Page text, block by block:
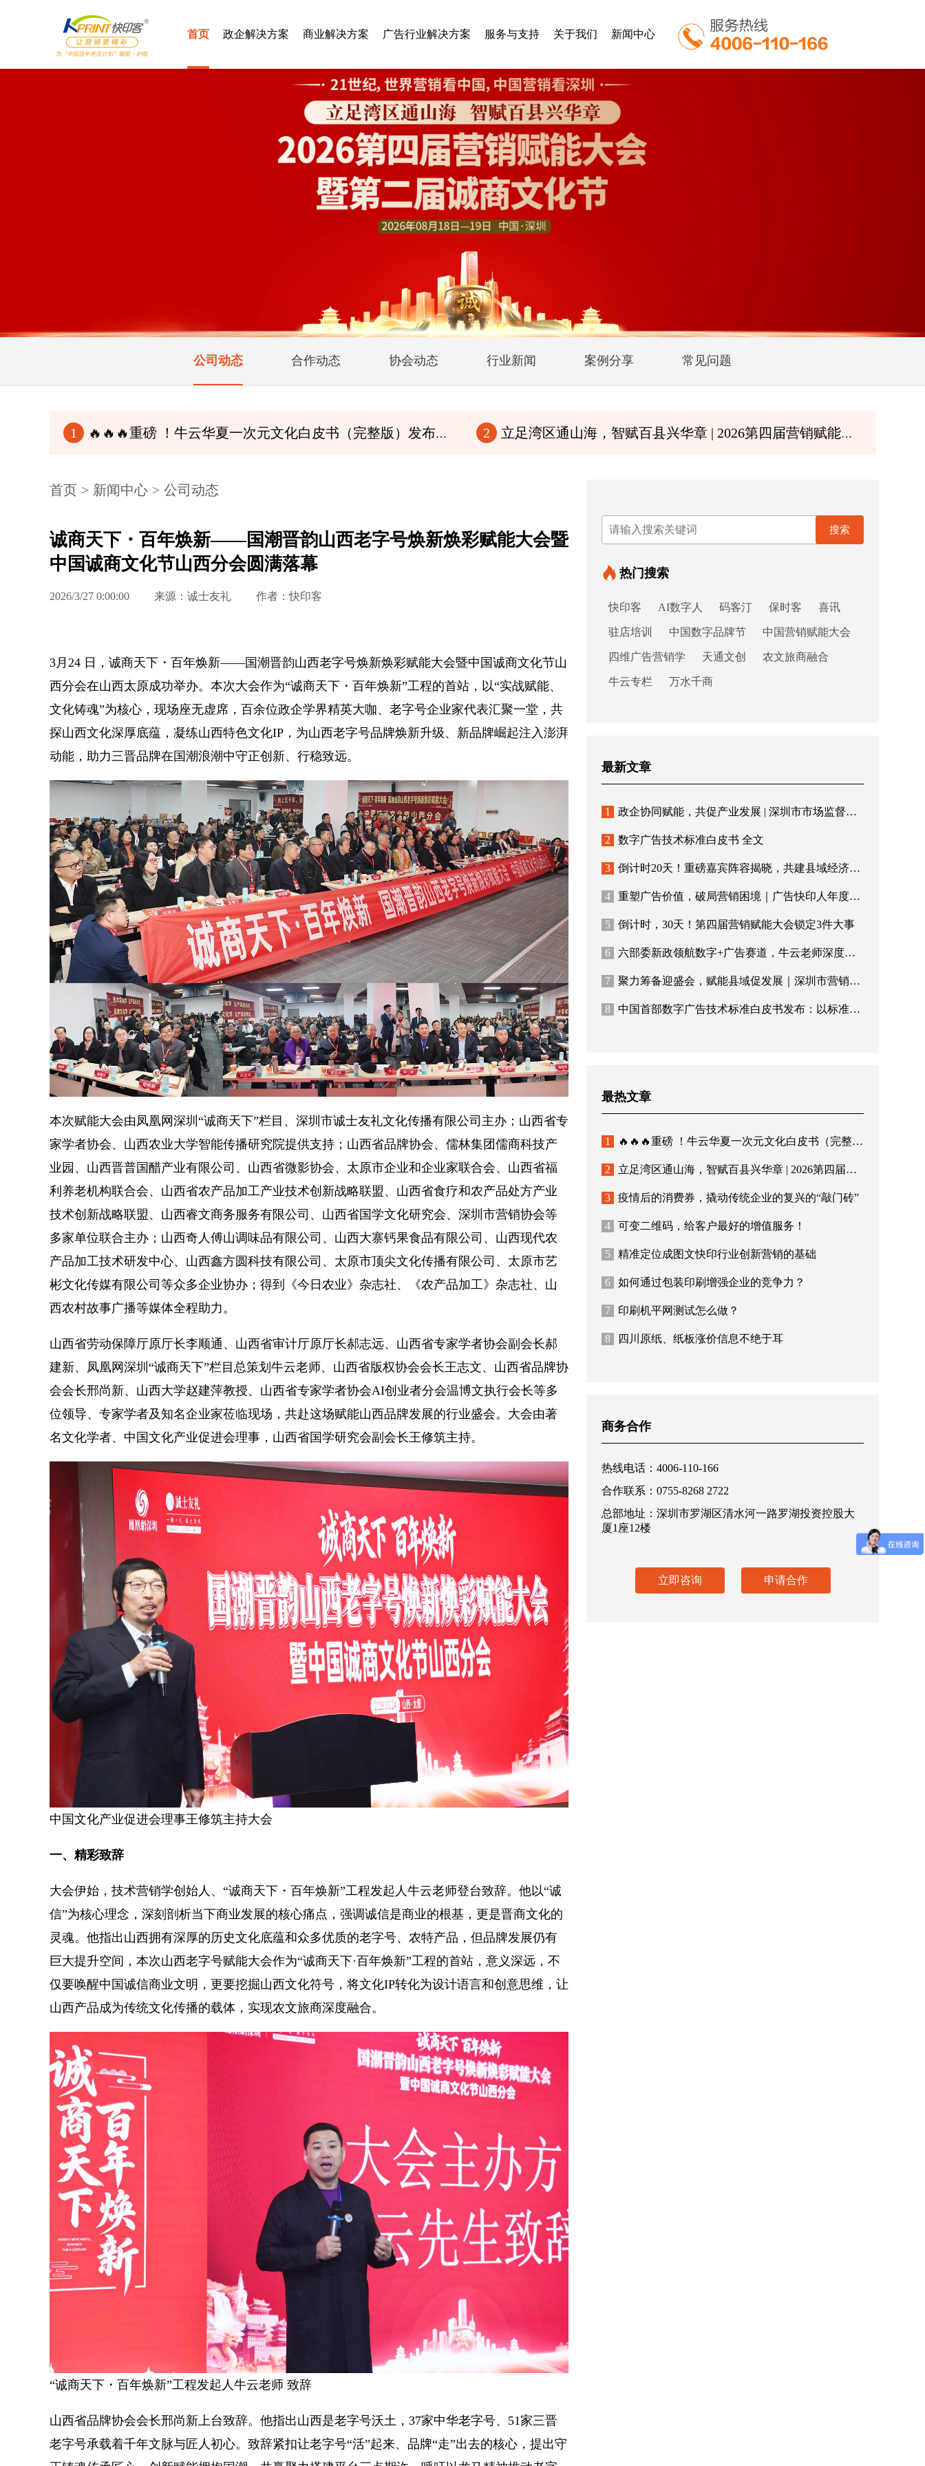
首页 政企解决方案
智慧乡村 垃圾分类
商业解决方案
旅游行业 美容行业 房地产行业
广告行业解决方案 服务与支持 关于我们 新闻中心
公司动态 合作动态 协会动态 行业新闻 案例分享 常见问题
1 🔥🔥🔥重磅 ！牛云华夏一次元文化白皮书（完整版）发布！传华夏文脉，行至诚商道 2 立足湾区通山海，智赋百县兴华章 | 2026第四届营销赋能大会暨第二届诚商文化节8月深圳启幕
首页 > 新闻中心 > 公司动态
诚商天下・百年焕新——国潮晋韵山西老字号焕新焕彩赋能大会暨
中国诚商文化节山西分会圆满落幕
2026/3/27 0:00:00 来源：诚士友礼 作者：快印客
3月24 日，诚商天下・百年焕新——国潮晋韵山西老字号焕新焕彩赋能大会暨中国诚商文化节山
西分会在山西太原成功举办。本次大会作为“诚商天下・百年焕新”工程的首站，以“实战赋能、
文化铸魂”为核心，现场座无虚席，百余位政企学界精英大咖、老字号企业家代表汇聚一堂，共
探山西文化深厚底蕴，凝练山西特色文化IP，为山西老字号品牌焕新升级、新品牌崛起注入澎湃
动能，助力三晋品牌在国潮浪潮中守正创新、行稳致远。
本次赋能大会由凤凰网深圳“诚商天下”栏目、深圳市诚士友礼文化传播有限公司主办；山西省专
家学者协会、山西农业大学智能传播研究院提供支持；山西省品牌协会、儒林集团儒商科技产
业园、山西晋普国醋产业有限公司、山西省微影协会、太原市企业和企业家联合会、山西省福
利养老机构联合会、山西省农产品加工产业技术创新战略联盟、山西省食疗和农产品处方产业
技术创新战略联盟、山西睿文商务服务有限公司、山西省国学文化研究会、深圳市营销协会等
多家单位联合主办；山西奇人傅山调味品有限公司、山西大寨钙果食品有限公司、山西现代农
产品加工技术研发中心、山西鑫方圆科技有限公司、太原市顶尖文化传播有限公司、太原市艺
彬文化传媒有限公司等众多企业协办；得到《今日农业》杂志社、《农产品加工》杂志社、山
西农村故事广播等媒体全程助力。
山西省劳动保障厅原厅长李顺通、山西省审计厅原厅长郝志远、山西省专家学者协会副会长郝
建新、凤凰网深圳“诚商天下”栏目总策划牛云老师、山西省版权协会会长王志文、山西省品牌协
会会长邢尚新、山西大学赵建萍教授、山西省专家学者协会AI创业者分会温博文执行会长等多
位领导、专家学者及知名企业家莅临现场，共赴这场赋能山西品牌发展的行业盛会。大会由著
名文化学者、中国文化产业促进会理事，山西省国学研究会副会长王修筑主持。
中国文化产业促进会理事王修筑主持大会
一、精彩致辞
大会伊始，技术营销学创始人、“诚商天下・百年焕新”工程发起人牛云老师登台致辞。他以“诚
信”为核心理念，深刻剖析当下商业发展的核心痛点，强调诚信是商业的根基，更是晋商文化的
灵魂。他指出山西拥有深厚的历史文化底蕴和众多优质的老字号、农特产品，但品牌发展仍有
巨大提升空间，本次山西老字号赋能大会作为“诚商天下·百年焕新”工程的首站，意义深远，不
仅要唤醒中国诚信商业文明，更要挖掘山西文化符号，将文化IP转化为设计语言和创意思维，让
山西产品成为传统文化传播的载体，实现农文旅商深度融合。
“诚商天下・百年焕新”工程发起人牛云老师 致辞
山西省品牌协会会长邢尚新上台致辞。他指出山西是老字号沃土，37家中华老字号、51家三晋
老字号承载着千年文脉与匠人初心。致辞紧扣让老字号“活”起来、品牌“走”出去的核心，提出守
搜索
热门搜索
快印客 AI数字人 码客汀 保时客 喜讯
驻店培训 中国数字品牌节 中国营销赋能大会
四维广告营销学 天通文创 农文旅商融合
牛云专栏 万水千商
最新文章
1 政企协同赋能，共促产业发展 | 深圳市市场监督管理局罗湖局领导一行莅临快印客调研指导
2 数字广告技术标准白皮书 全文
3 倒计时20天！重磅嘉宾阵容揭晓，共建县域经济新格局
4 重塑广告价值，破局营销困境｜广告快印人年度盛会即将重磅启幕
5 倒计时，30天！第四届营销赋能大会锁定3件大事
6 六部委新政领航数字+广告赛道，牛云老师深度解读广告产业新机遇
7 聚力筹备迎盛会，赋能县域促发展｜深圳市营销协会第五届理事会第三次会议顺利召开
8 中国首部数字广告技术标准白皮书发布：以标准化建设响应六部委高质量发展号召
最热文章
1 🔥🔥🔥重磅 ！牛云华夏一次元文化白皮书（完整版）发布！传华夏文脉，行至诚商道
2 立足湾区通山海，智赋百县兴华章 | 2026第四届营销赋能大会暨第二届诚商文化节8月深圳启幕
3 疫情后的消费券，撬动传统企业的复兴的“敲门砖”
4 可变二维码，给客户最好的增值服务！
5 精准定位成图文快印行业创新营销的基础
6 如何通过包装印刷增强企业的竞争力？
7 印刷机平网测试怎么做？
8 四川原纸、纸板涨价信息不绝于耳
商务合作
热线电话：4006-110-166
合作联系：0755-8268 2722
总部地址：深圳市罗湖区清水河一路罗湖投资控股大
厦1座12楼
立即咨询 申请合作